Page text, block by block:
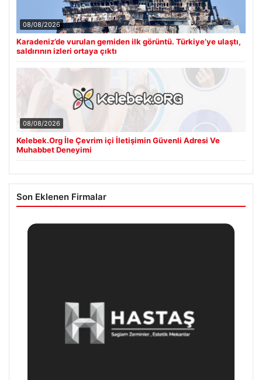
08/08/2026
Karadeniz’de vurulan gemiden ilk görüntü. Türkiye’ye ulaştı,
saldırının izleri ortaya çıktı
08/08/2026
Kelebek.Org İle Çevrim içi İletişimin Güvenli Adresi Ve
Muhabbet Deneyimi
Son Eklenen Firmalar